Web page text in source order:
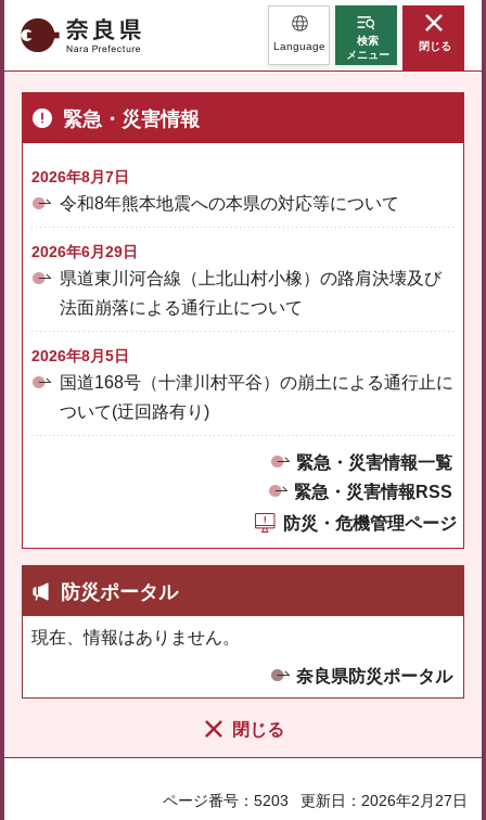
奈良県 Language
検索
メニュー
閉じる
緊急・災害情報
2026年8月7日
令和8年熊本地震への本県の対応等について
2026年6月29日
県道東川河合線（上北山村小橡）の路肩決壊及び
法面崩落による通行止について
2026年8月5日
国道168号（十津川村平谷）の崩土による通行止に
ついて(迂回路有り)
緊急・災害情報一覧
緊急・災害情報RSS
防災・危機管理ページ
防災ポータル
現在、情報はありません。
奈良県防災ポータル
閉じる
ページ番号：5203 更新日：2026年2月27日